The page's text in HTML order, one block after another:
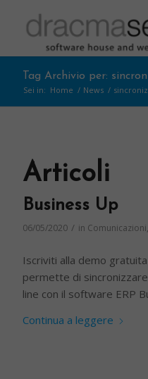
Tag Archivio per:
Sei in: Home / News /
Articoli
Business Up
06/05/2020 / in Comunicazioni
Iscriviti alla demo
permette di
line con il software ERP
Continua a leggere